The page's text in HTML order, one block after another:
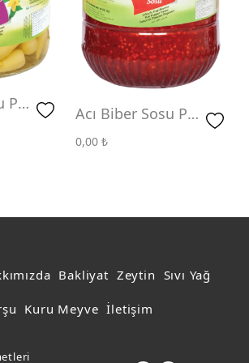
Pet
Acı Biber Sosu Pet
5 Kg
0,00 ₺
Bakliyat Zeytin Sıvı Yağ
Kuru Meyve İletişim